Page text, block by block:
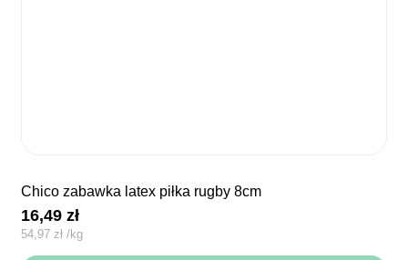
chico zabawka latex piłka rugby 8cm
16,49zł
54,97 zł /kg